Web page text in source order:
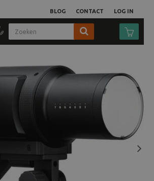
LOG IN
BLOG CONTACT